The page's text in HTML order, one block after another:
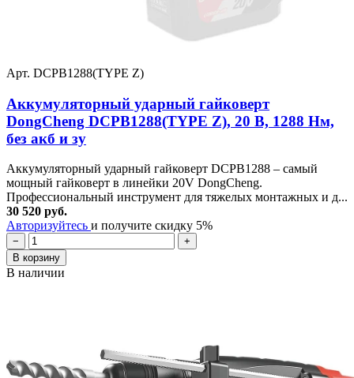
Арт. DCPB1288(TYPE Z)
Аккумуляторный ударный гайковерт
DongCheng DCPB1288(TYPE Z), 20 В, 1288 Нм,
без акб и зу
Аккумуляторный ударный гайковерт DCPB1288 – самый
мощный гайковерт в линейки 20V DongCheng.
Профессиональный инструмент для тяжелых монтажных и д...
30 520 руб.
Авторизуйтесь и получите скидку 5%
−
+
В корзину
В наличии